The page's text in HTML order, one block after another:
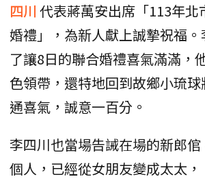
四川 代表蔣萬安出席「113年北
婚禮」，為新人獻上誠摯祝福
了讓8日的聯合婚禮喜氣滿滿，
色領帶，還特地回到故鄉小琉
通喜氣，誠意一百分。
李四川也當場告誡在場的新郎
個人，已經從女朋友變成太太，